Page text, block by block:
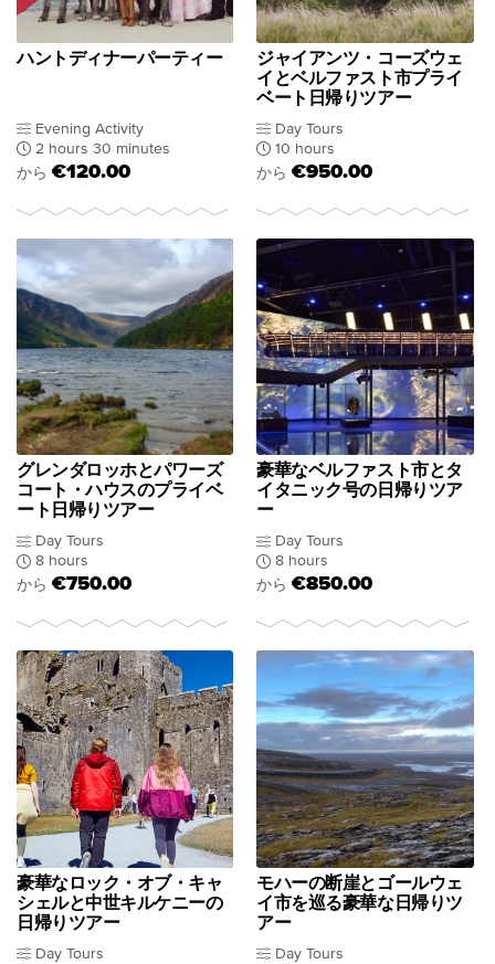
ハントディナーパーティー
Evening Activity
2 hours 30 minutes
から €120.00
ジャイアンツ・コーズウェ
イとベルファスト市プライ
ベート日帰りツアー
Day Tours
10 hours
から €950.00
グレンダロッホとパワーズ
コート・ハウスのプライベ
ート日帰りツアー
Day Tours
8 hours
から €750.00
豪華なベルファスト市とタ
イタニック号の日帰りツア
ー
Day Tours
8 hours
から €850.00
豪華なロック・オブ・キャ
シェルと中世キルケニーの
日帰りツアー
Day Tours
モハーの断崖とゴールウェ
イ市を巡る豪華な日帰りツ
アー
Day Tours